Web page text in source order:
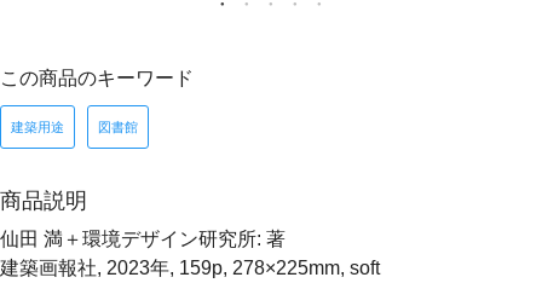
この商品のキーワード
建築用途 図書館
商品説明
仙田 満＋環境デザイン研究所: 著
建築画報社, 2023年, 159p, 278×225mm, soft